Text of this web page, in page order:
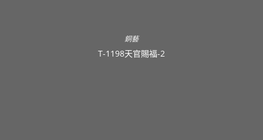
銅藝
T-1198天官賜福-2